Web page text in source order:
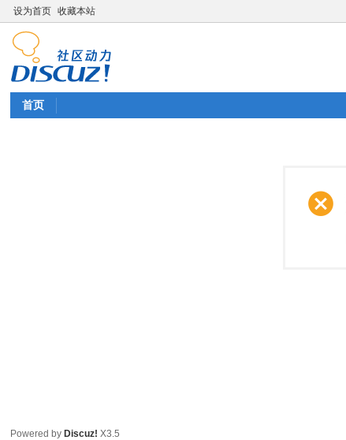
设为首页 收藏本站
首页
Powered by Discuz! X3.5